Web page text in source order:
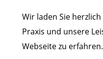
Wir laden Sie
Praxis und unsere
Webseite zu erfahren.